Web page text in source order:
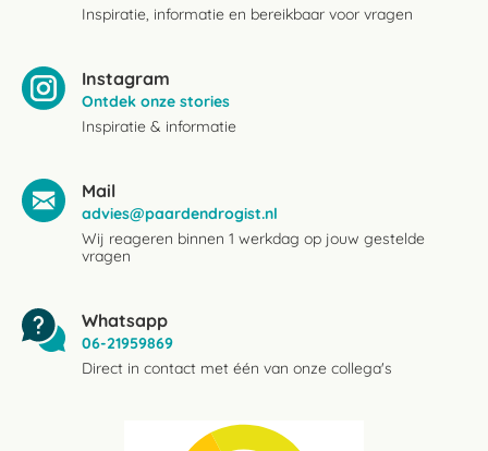
Inspiratie, informatie en bereikbaar voor vragen
Instagram
Ontdek onze stories
Inspiratie & informatie
Mail
advies@paardendrogist.nl
Wij reageren binnen 1 werkdag op jouw gestelde
vragen
Whatsapp
06-21959869
Direct in contact met één van onze collega's